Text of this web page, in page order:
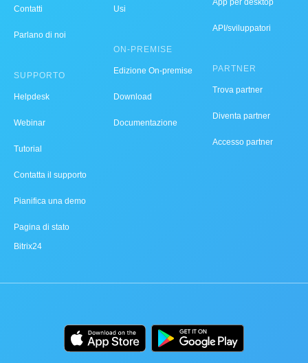
Contatti
Parlano di noi
SUPPORTO
Helpdesk
Webinar
Tutorial
Contatta il supporto
Pianifica una demo
Pagina di stato
Bitrix24
Usi
ON-PREMISE
Edizione On-premise
Download
Documentazione
App per desktop
API/sviluppatori
PARTNER
Trova partner
Diventa partner
Accesso partner